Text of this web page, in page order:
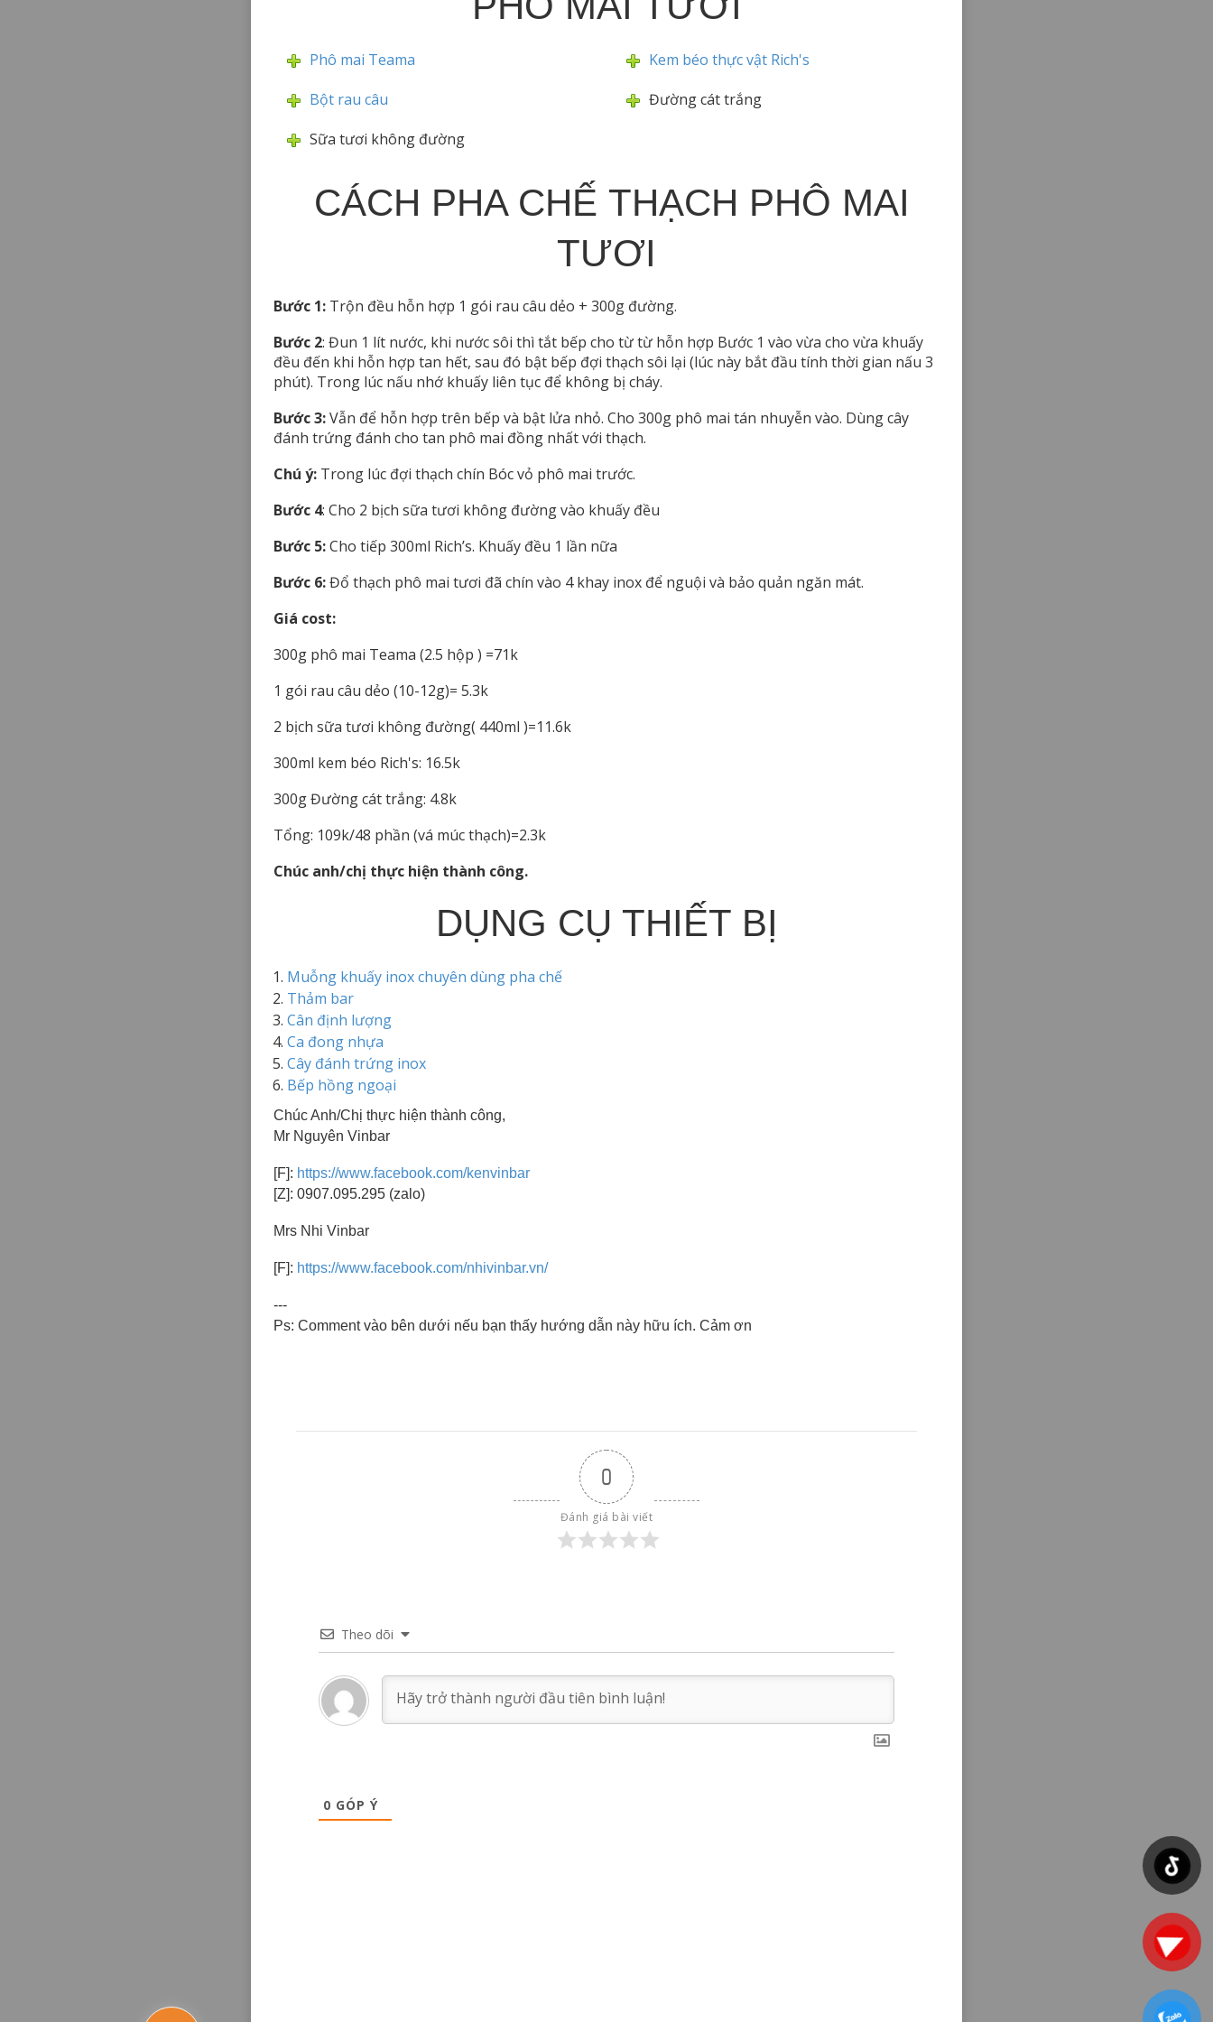
Phô mai Teama
Bột rau câu
Sữa tươi không đường
Kem béo thực vật Rich's
Đường cát trắng
CÁCH PHA CHẾ THẠCH PHÔ MAI
TƯƠI
Bước 1: Trộn đều hỗn hợp 1 gói rau câu dẻo + 300g đường.
Bước 2: Đun 1 lít nước, khi nước sôi thì tắt bếp cho từ từ hỗn hợp Bước 1 vào vừa cho vừa khuấy
đều đến khi hỗn hợp tan hết, sau đó bật bếp đợi thạch sôi lại (lúc này bắt đầu tính thời gian nấu 3
phút). Trong lúc nấu nhớ khuấy liên tục để không bị cháy.
Bước 3:Vẫn để hỗn hợp trên bếp và bật lửa nhỏ. Cho 300g phô mai tán nhuyễn vào. Dùng cây
đánh trứng đánh cho tan phô mai đồng nhất với thạch.
Chú ý: Trong lúc đợi thạch chín Bóc vỏ phô mai trước.
Bước 4: Cho 2 bịch sữa tươi không đường vào khuấy đều
Bước 5:Cho tiếp 300ml Rich’s. Khuấy đều 1 lần nữa
Bước 6:Đổ thạch phô mai tươi đã chín vào 4 khay inox để nguội và bảo quản ngăn mát.
Giá cost:
300g phô mai Teama (2.5 hộp ) =71k
1 gói rau câu dẻo (10-12g)= 5.3k
2 bịch sữa tươi không đường( 440ml )=11.6k
300ml kem béo Rich's: 16.5k
300g Đường cát trắng: 4.8k
Tổng: 109k/48 phần (vá múc thạch)=2.3k
Chúc anh/chị thực hiện thành công.
DỤNG CỤ THIẾT BỊ
Muỗng khuấy inox chuyên dùng pha chế
Thảm bar
Cân định lượng
Ca đong nhựa
Cây đánh trứng inox
Bếp hồng ngoại
Chúc Anh/Chị thực hiện thành công,
Mr Nguyên Vinbar
[F]: https://www.facebook.com/kenvinbar
[Z]: 0907.095.295 (zalo)
Mrs Nhi Vinbar
[F]: https://www.facebook.com/nhivinbar.vn/
---
Ps: Comment vào bên dưới nếu bạn thấy hướng dẫn này hữu ích. Cảm ơn
0
Đánh giá bài viết
Theo dõi
0 GÓP Ý